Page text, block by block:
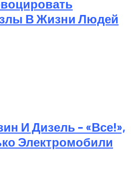
В Жизни Людей
И Дизель – «все!»,
Электромобили